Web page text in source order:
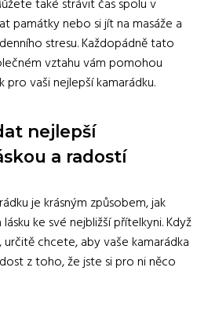
také strávit čas spolu v
památky nebo si jít na masáže a
stresu. Každopádně tato
vztahu vám pomohou
vaši nejlepší kamarádku.
nejlepší
a radostí
je krásným způsobem, jak
ke své nejbližší přítelkyni. Když
chcete, aby vaše kamarádka
z toho, že jste si pro ni něco